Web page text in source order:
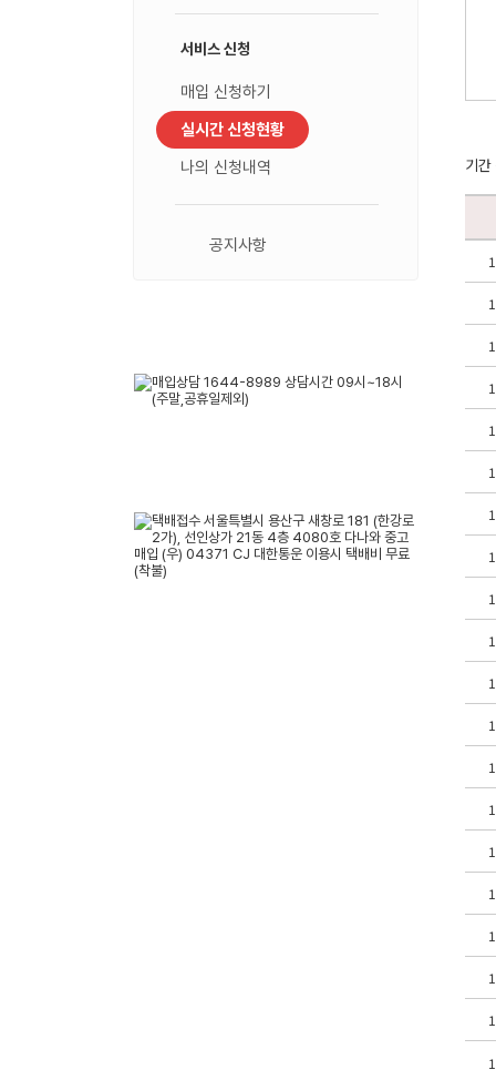
서비스 신청
매입 신청하기
실시간 신청현황
나의 신청내역
공지사항